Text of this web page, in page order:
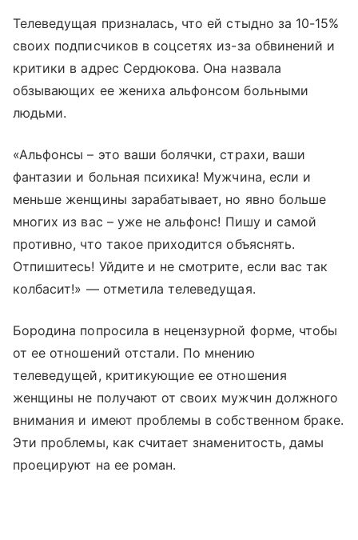
Телеведущая призналась, что ей стыдно за 10-15%
своих подписчиков в соцсетях из-за обвинений и
критики в адрес Сердюкова. Она назвала
обзывающих ее жениха альфонсом больными
людьми.
«Альфонсы – это ваши болячки, страхи, ваши
фантазии и больная психика! Мужчина, если и
меньше женщины зарабатывает, но явно больше
многих из вас – уже не альфонс! Пишу и самой
противно, что такое приходится объяснять.
Отпишитесь! Уйдите и не смотрите, если вас так
колбасит!» — отметила телеведущая.
Бородина попросила в нецензурной форме, чтобы
от ее отношений отстали. По мнению
телеведущей, критикующие ее отношения
женщины не получают от своих мужчин должного
внимания и имеют проблемы в собственном браке.
Эти проблемы, как считает знаменитость, дамы
проецируют на ее роман.